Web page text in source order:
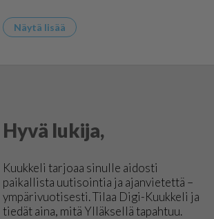
Näytä lisää
Hyvä lukija,
Kuukkeli tarjoaa sinulle aidosti
paikallista uutisointia ja ajanvietettä –
ympärivuotisesti. Tilaa Digi-Kuukkeli ja
tiedät aina, mitä Ylläksellä tapahtuu.